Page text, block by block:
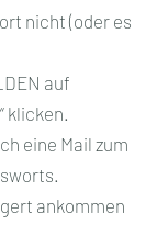
nicht (oder es
auf
klicken.
eine Mail zum
ankommen